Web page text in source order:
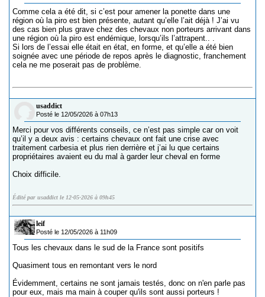
Comme cela a été dit, si c’est pour amener la ponette dans une
région où la piro est bien présente, autant qu’elle l’ait déjà ! J’ai vu
des cas bien plus grave chez des chevaux non porteurs arrivant dans
une région où la piro est endémique, lorsqu’ils l’attrapent.. .
Si lors de l’essai elle était en état, en forme, et qu’elle a été bien
soignée avec une période de repos après le diagnostic, franchement
cela ne me poserait pas de problème.
usaddict
Posté le 12/05/2026 à 07h13
Merci pour vos différents conseils, ce n’est pas simple car on voit
qu’il y a deux avis : certains chevaux ont fait une crise avec
traitement carbesia et plus rien derrière et j’ai lu que certains
propriétaires avaient eu du mal à garder leur cheval en forme
Choix difficile.
Édité par usaddict le 12-05-2026 à 09h45
leif
Posté le 12/05/2026 à 11h09
Tous les chevaux dans le sud de la France sont positifs
Quasiment tous en remontant vers le nord
Évidemment, certains ne sont jamais testés, donc on n'en parle pas
pour eux, mais ma main à couper qu'ils sont aussi porteurs !